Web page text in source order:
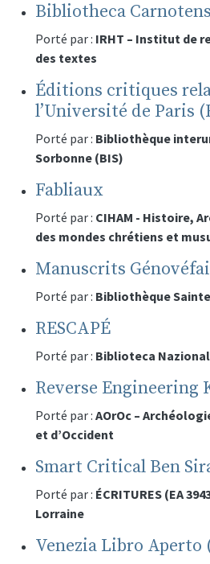
Bibliotheca
Porté par : IRHT – Institut de
des textes
Éditions critiques
l’Université de Paris
Porté par : Bibliothèque
Sorbonne (BIS)
Fabliaux
Porté par : CIHAM - Histoire,
des mondes chrétiens et
Manuscrits
Porté par : Bibliothèque
RESCAPÉ
Porté par : Biblioteca
Reverse Engineering
Porté par : AOrOc –
et d’Occident
Smart Critical Ben
Porté par : ÉCRITURES (EA
Lorraine
Venezia Libro Aperto